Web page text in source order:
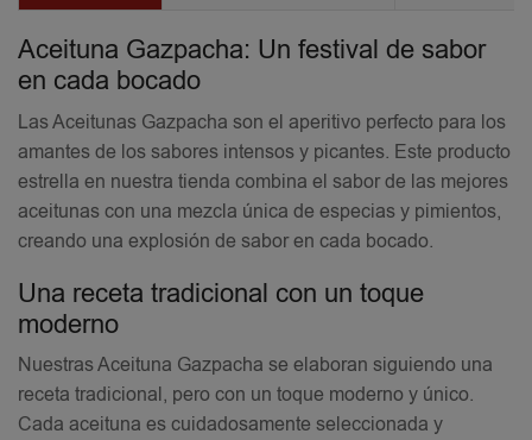
Aceituna Gazpacha: Un festival de sabor
en cada bocado
Las Aceitunas Gazpacha son el aperitivo perfecto para los
amantes de los sabores intensos y picantes. Este producto
estrella en nuestra tienda combina el sabor de las mejores
aceitunas con una mezcla única de especias y pimientos,
creando una explosión de sabor en cada bocado.
Una receta tradicional con un toque
moderno
Nuestras Aceituna Gazpacha se elaboran siguiendo una
receta tradicional, pero con un toque moderno y único.
Cada aceituna es cuidadosamente seleccionada y